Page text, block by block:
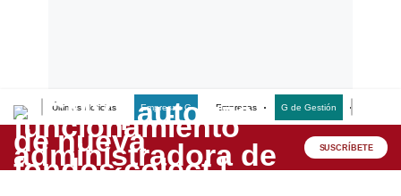
Últimas Noticias Empresas G Empresas G de Gestión
Lo último
Peru Quiosco SUSCRÍBETE